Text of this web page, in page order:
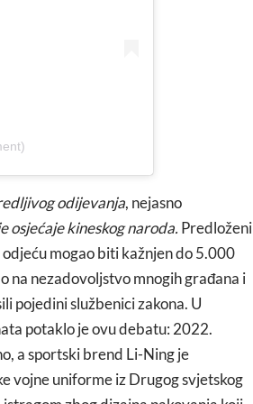
odijevanja, nejasno
osjećaje kineskog naroda. Predloženi
mogao biti kažnjen do 5.000
na nezadovoljstvo mnogih građana i
pojedini službenici zakona. U
potaklo je ovu debatu: 2022.
a sportski brend Li-Ning je
vojne uniforme iz Drugog svjetskog